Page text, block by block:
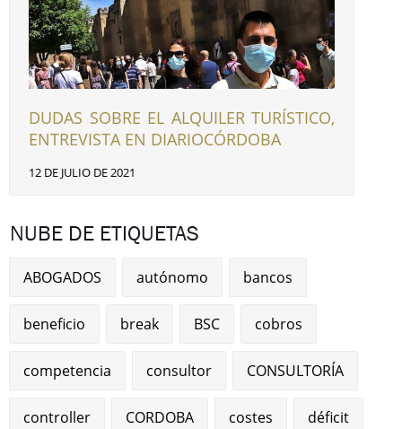
DUDAS SOBRE EL ALQUILER TURÍSTICO,
ENTREVISTA EN DIARIOCÓRDOBA
12 DE JULIO DE 2021
NUBE DE ETIQUETAS
ABOGADOS autónomo bancos
beneficio break BSC cobros
competencia consultor CONSULTORÍA
controller CORDOBA costes déficit